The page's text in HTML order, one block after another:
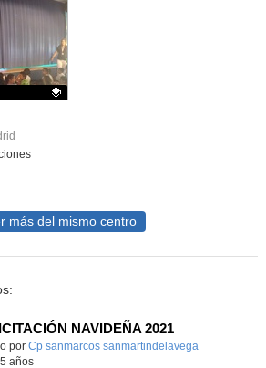
más del mismo centro
NAVIDEÑA 2021
educativo.
por Cp sanmarcos sanmartindelavega
años